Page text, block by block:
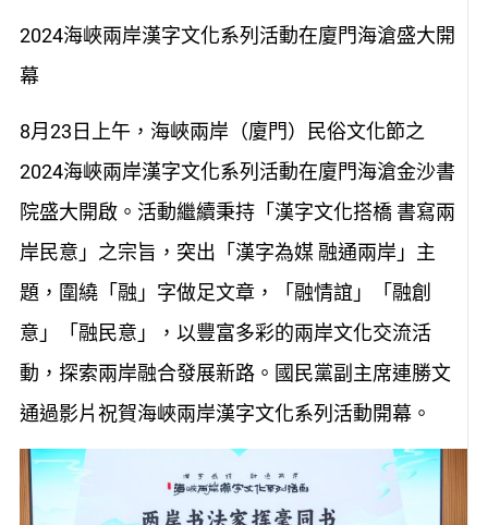
2024海峽兩岸漢字文化系列活動在廈門海滄盛大開
幕
8月23日上午，海峽兩岸（廈門）民俗文化節之
2024海峽兩岸漢字文化系列活動在廈門海滄金沙書
院盛大開啟。活動繼續秉持「漢字文化搭橋 書寫兩
岸民意」之宗旨，突出「漢字為媒 融通兩岸」主
題，圍繞「融」字做足文章，「融情誼」「融創
意」「融民意」，以豐富多彩的兩岸文化交流活
動，探索兩岸融合發展新路。國民黨副主席連勝文
通過影片祝賀海峽兩岸漢字文化系列活動開幕。